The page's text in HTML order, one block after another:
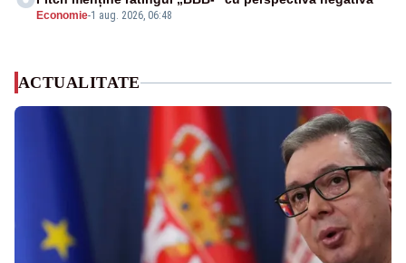
Economie-1 aug. 2026, 06:48
ACTUALITATE